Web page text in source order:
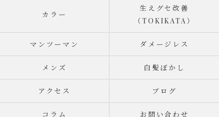
カラー
生えグセ改善
（TOKIKATA）
マンツーマン ダメージレス
メンズ 白髪ぼかし
アクセス ブログ
コラム お問い合わせ